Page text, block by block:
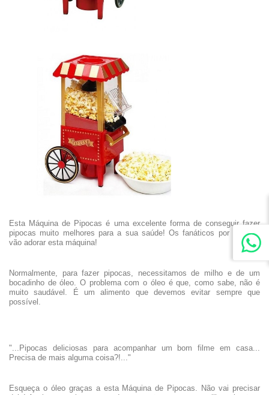
Esta Máquina de Pipocas é uma excelente forma de conseguir fazer
pipocas muito melhores para a sua saúde! Os fanáticos por pipocas
vão adorar esta máquina!
Normalmente, para fazer pipocas, necessitamos de milho e de um
bocadinho de óleo. O problema com o óleo é que, como sabe, não é
muito saudável. É um alimento que devemos evitar sempre que
possível.
"...Pipocas deliciosas para acompanhar um bom filme em casa...
Precisa de mais alguma coisa?!..."
Esqueça o óleo graças a esta Máquina de Pipocas. Não vai precisar